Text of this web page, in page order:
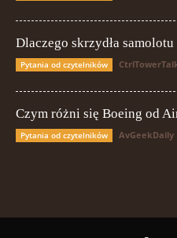
Dlaczego skrzydła
Pytania od czytelników
Czym różni się Boeing od
Pytania od czytelników AvGeekDaily